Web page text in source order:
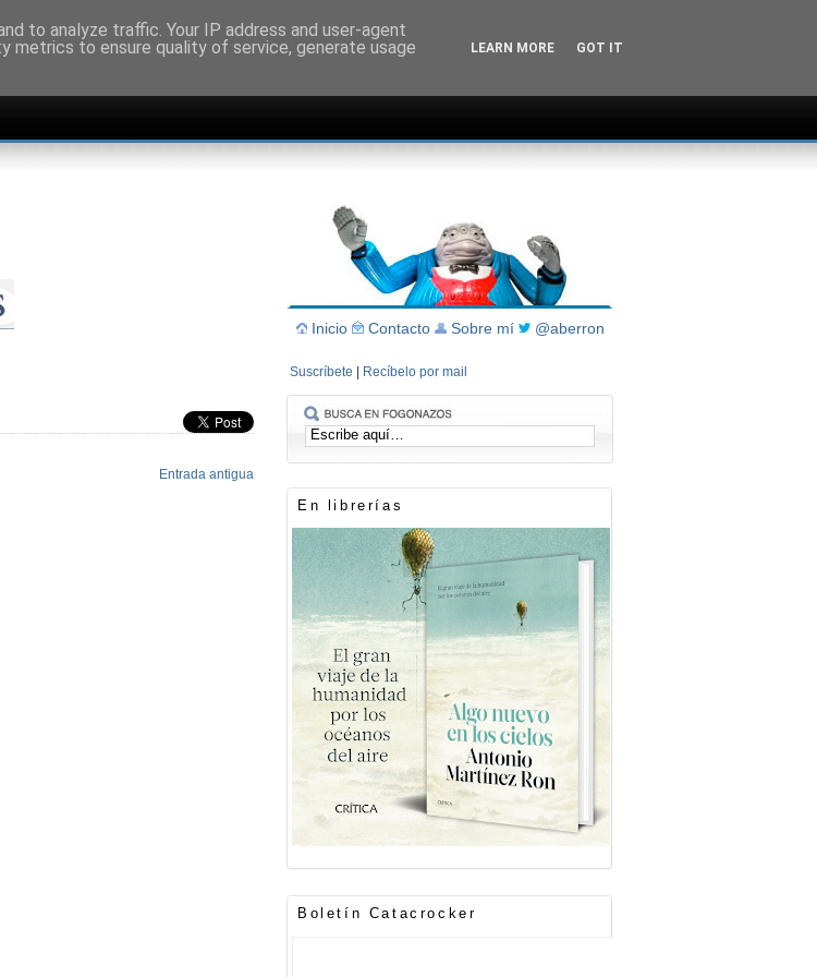
Entrada antigua
Inicio Contacto Sobre mí @aberron
Suscríbete Recíbelo por mail
En librerías
Boletín Catacrocker
to analyze traffic. Your IP address and user-agent
metrics to ensure quality of service, generate usage
LEARN MORE GOT IT